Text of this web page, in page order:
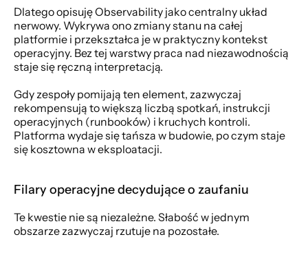
Dlatego opisuję Observability jako centralny układ
nerwowy. Wykrywa ono zmiany stanu na całej
platformie i przekształca je w praktyczny kontekst
operacyjny. Bez tej warstwy praca nad niezawodnością
staje się ręczną interpretacją.
Gdy zespoły pomijają ten element, zazwyczaj
rekompensują to większą liczbą spotkań, instrukcji
operacyjnych (runbooków) i kruchych kontroli.
Platforma wydaje się tańsza w budowie, po czym staje
się kosztowna w eksploatacji.
Filary operacyjne decydujące o zaufaniu
Te kwestie nie są niezależne. Słabość w jednym
obszarze zazwyczaj rzutuje na pozostałe.